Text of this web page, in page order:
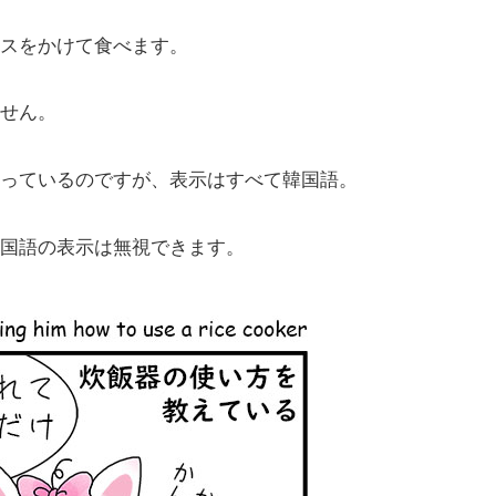
をかけて食べます。
ん。
ているのですが、表示はすべて韓国語。
語の表示は無視できます。